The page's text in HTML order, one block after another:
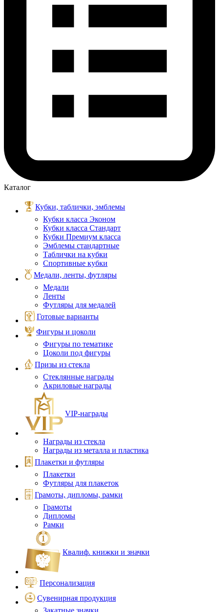
Каталог
Кубки, таблички, эмблемы
Кубки класса Эконом
Кубки класса Стандарт
Кубки Премиум класса
Эмблемы стандартные
Таблички на кубки
Спортивные кубки
Медали, ленты, футляры
Медали
Ленты
Футляры для медалей
Готовые варианты
Фигуры и цоколи
Фигуры по тематике
Цоколи под фигуры
Призы из стекла
Стеклянные награды
Акриловые награды
VIP‑награды
Награды из стекла
Награды из металла и пластика
Плакетки и футляры
Плакетки
Футляры для плакеток
Грамоты, дипломы, рамки
Грамоты
Дипломы
Рамки
Квалиф. книжки и значки
Персонализация
Сувенирная продукция
Закатные значки